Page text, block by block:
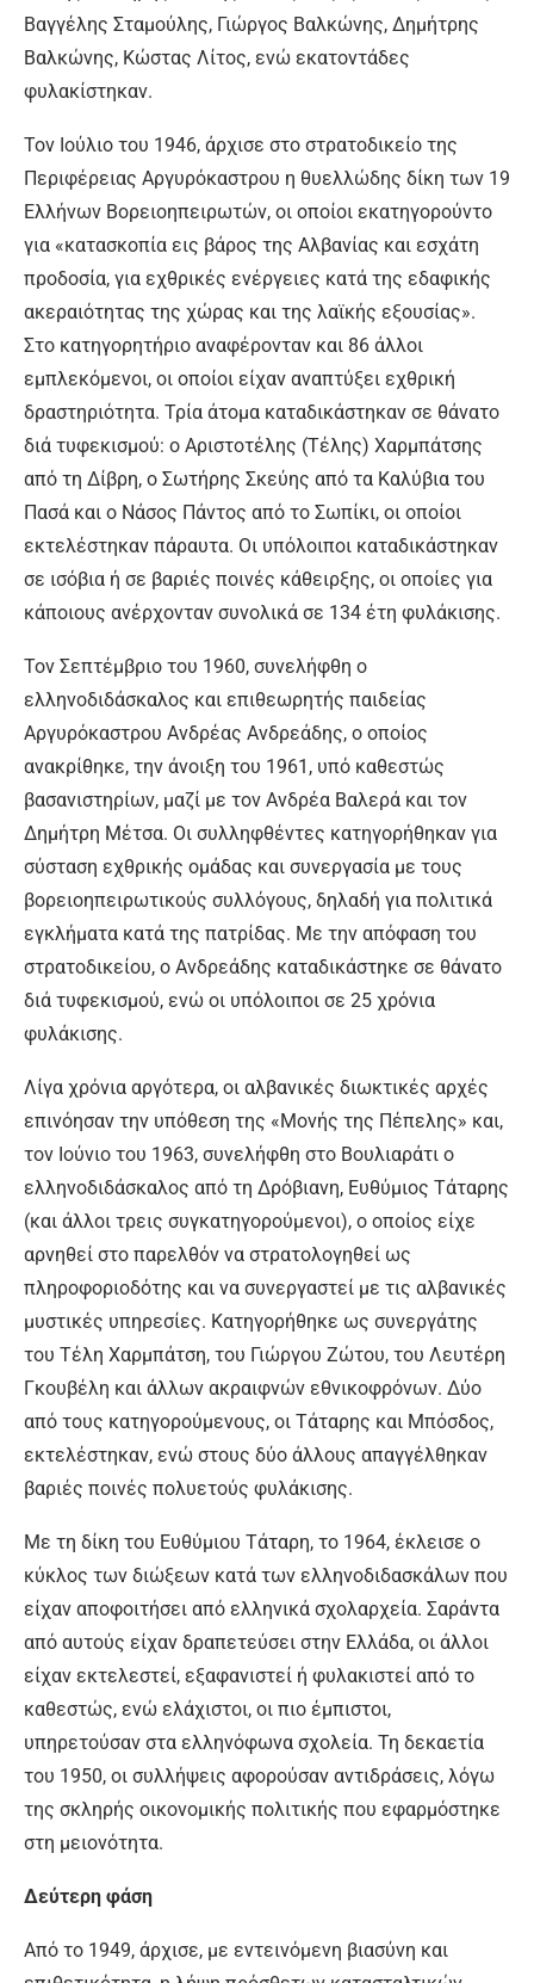
Βαγγέλης Σταμούλης, Γιώργος Βαλκώνης, Δημήτρης
Βαλκώνης, Κώστας Λίτος, ενώ εκατοντάδες
φυλακίστηκαν.
Τον Ιούλιο του 1946, άρχισε στο στρατοδικείο της
Περιφέρειας Αργυρόκαστρου η θυελλώδης δίκη των 19
Ελλήνων Βορειοηπειρωτών, οι οποίοι εκατηγορούντο
για «κατασκοπία εις βάρος της Αλβανίας και εσχάτη
προδοσία, για εχθρικές ενέργειες κατά της εδαφικής
ακεραιότητας της χώρας και της λαϊκής εξουσίας».
Στο κατηγορητήριο αναφέρονταν και 86 άλλοι
εμπλεκόμενοι, οι οποίοι είχαν αναπτύξει εχθρική
δραστηριότητα. Τρία άτομα καταδικάστηκαν σε θάνατο
διά τυφεκισμού: ο Αριστοτέλης (Τέλης) Χαρμπάτσης
από τη Δίβρη, ο Σωτήρης Σκεύης από τα Καλύβια του
Πασά και ο Νάσος Πάντος από το Σωπίκι, οι οποίοι
εκτελέστηκαν πάραυτα. Οι υπόλοιποι καταδικάστηκαν
σε ισόβια ή σε βαριές ποινές κάθειρξης, οι οποίες για
κάποιους ανέρχονταν συνολικά σε 134 έτη φυλάκισης.
Τον Σεπτέμβριο του 1960, συνελήφθη ο
ελληνοδιδάσκαλος και επιθεωρητής παιδείας
Αργυρόκαστρου Ανδρέας Ανδρεάδης, ο οποίος
ανακρίθηκε, την άνοιξη του 1961, υπό καθεστώς
βασανιστηρίων, μαζί με τον Ανδρέα Βαλερά και τον
Δημήτρη Μέτσα. Οι συλληφθέντες κατηγορήθηκαν για
σύσταση εχθρικής ομάδας και συνεργασία με τους
βορειοηπειρωτικούς συλλόγους, δηλαδή για πολιτικά
εγκλήματα κατά της πατρίδας. Με την απόφαση του
στρατοδικείου, ο Ανδρεάδης καταδικάστηκε σε θάνατο
διά τυφεκισμού, ενώ οι υπόλοιποι σε 25 χρόνια
φυλάκισης.
Λίγα χρόνια αργότερα, οι αλβανικές διωκτικές αρχές
επινόησαν την υπόθεση της «Μονής της Πέπελης» και,
τον Ιούνιο του 1963, συνελήφθη στο Βουλιαράτι ο
ελληνοδιδάσκαλος από τη Δρόβιανη, Ευθύμιος Τάταρης
(και άλλοι τρεις συγκατηγορούμενοι), ο οποίος είχε
αρνηθεί στο παρελθόν να στρατολογηθεί ως
πληροφοριοδότης και να συνεργαστεί με τις αλβανικές
μυστικές υπηρεσίες. Κατηγορήθηκε ως συνεργάτης
του Τέλη Χαρμπάτση, του Γιώργου Ζώτου, του Λευτέρη
Γκουβέλη και άλλων ακραιφνών εθνικοφρόνων. Δύο
από τους κατηγορούμενους, οι Τάταρης και Μπόσδος,
εκτελέστηκαν, ενώ στους δύο άλλους απαγγέλθηκαν
βαριές ποινές πολυετούς φυλάκισης.
Με τη δίκη του Ευθύμιου Τάταρη, το 1964, έκλεισε ο
κύκλος των διώξεων κατά των ελληνοδιδασκάλων που
είχαν αποφοιτήσει από ελληνικά σχολαρχεία. Σαράντα
από αυτούς είχαν δραπετεύσει στην Ελλάδα, οι άλλοι
είχαν εκτελεστεί, εξαφανιστεί ή φυλακιστεί από το
καθεστώς, ενώ ελάχιστοι, οι πιο έμπιστοι,
υπηρετούσαν στα ελληνόφωνα σχολεία. Τη δεκαετία
του 1950, οι συλλήψεις αφορούσαν αντιδράσεις, λόγω
της σκληρής οικονομικής πολιτικής που εφαρμόστηκε
στη μειονότητα.
Δεύτερη φάση
Από το 1949, άρχισε, με εντεινόμενη βιασύνη και